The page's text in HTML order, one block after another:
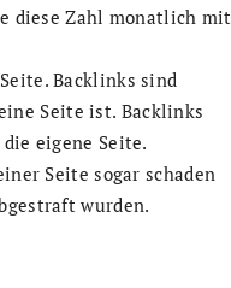
diese Zahl monatlich mit
Backlinks sind
Seite ist. Backlinks
eigene Seite.
Seite sogar schaden
wurden.